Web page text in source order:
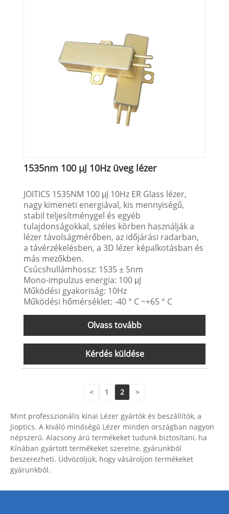
1535nm 100 µJ 10Hz üveg lézer
JOITICS 1535NM 100 μJ 10Hz ER Glass lézer,
nagy kimeneti energiával, kis mennyiségű,
stabil teljesítménygel és egyéb
tulajdonságokkal, széles körben használják a
lézer távolságmérőben, az időjárási radarban,
a távérzékelésben, a 3D lézer képalkotásban és
más mezőkben.
Csúcshullámhossz: 1535 ± 5nm
Mono-impulzus energia: 100 μJ
Működési gyakoriság: 10Hz
Működési hőmérséklet: -40 ° C ~+65 ° C
Olvass tovább
Kérdés küldése
< 1 2 >
Mint professzionális kínai Lézer gyártók és beszállítók, a
Jioptics. A kiváló minőségű Lézer minden országban nagyon
népszerű. Alacsony árú termékeket tudunk biztosítani, ha
Kínában gyártott termékeket szeretne, gyárunkból
beszerezheti. Üdvözöljük, hogy vásároljon termékeket
gyárunkból.